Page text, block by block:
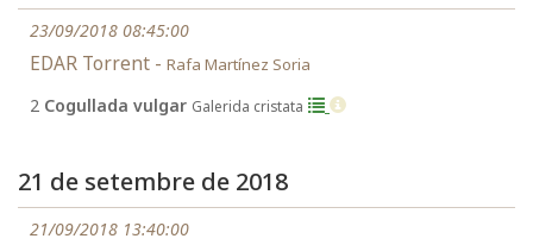
23/09/2018 08:45:00
EDAR Torrent - Rafa Martínez Soria
2 Cogullada vulgar Galerida cristata
21 de setembre de 2018
21/09/2018 13:40:00